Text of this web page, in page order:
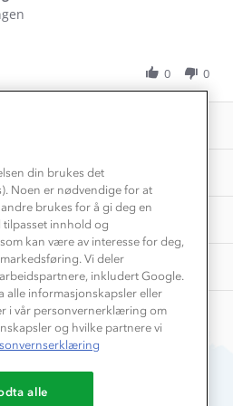
0 0
her⛰
din brukes det
Noen er nødvendige for at
brukes for å gi deg en
tilpasset innhold og
kan være av interesse for deg,
Vi deler
inkludert Google.
alle informasjonskapsler eller
i vår personvernerklæring om
og hvilke partnere vi
alle